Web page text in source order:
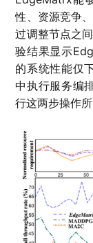
性、资源竞争
过调整节点之
验结果显示
的系统性能仅
中执行服务编
行这两步操作